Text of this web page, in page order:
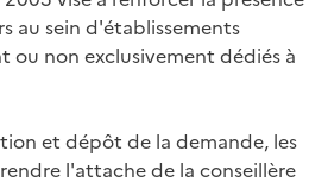
au sein d'établissements
ou non exclusivement dédiés à
et dépôt de la demande, les
l'attache de la conseillère